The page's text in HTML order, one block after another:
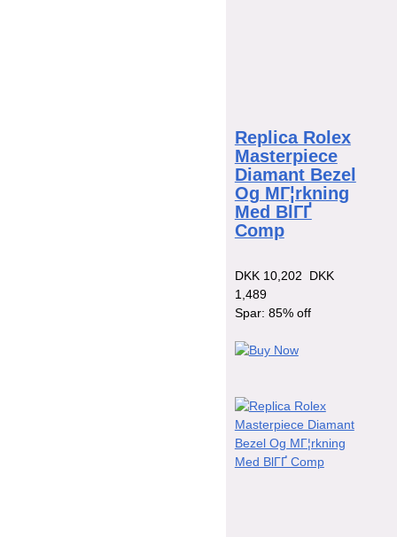
Replica Rolex
Masterpiece
Diamant Bezel
Og MГ¦rkning
Med BlГҐ
Comp
DKK 10,202
DKK
1,489
Spar: 85% off